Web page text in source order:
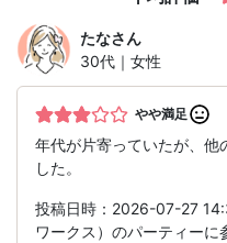
たなさん
30代｜女性
やや満足
年代が片寄っていたが、他
した。
投稿日時：2026-07-27
ワークス）のパーティーに